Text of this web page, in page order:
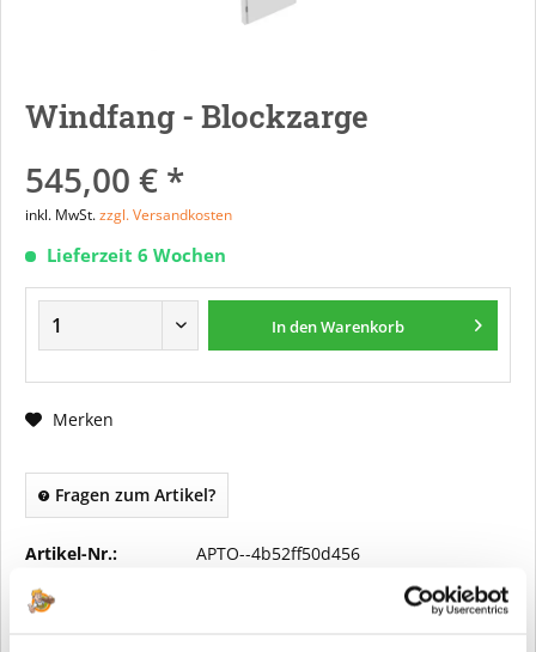
Windfang - Blockzarge
545,00 € *
inkl. MwSt.zzgl. Versandkosten
Lieferzeit 6 Wochen
In denWarenkorb
Merken
Fragen zum Artikel?
Artikel-Nr.: APTO--4b52ff50d456
Vorteile